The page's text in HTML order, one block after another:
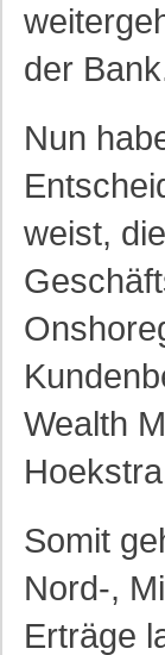
der
Nun
weist,
Wealth
Somit
Nord-,
Erträge